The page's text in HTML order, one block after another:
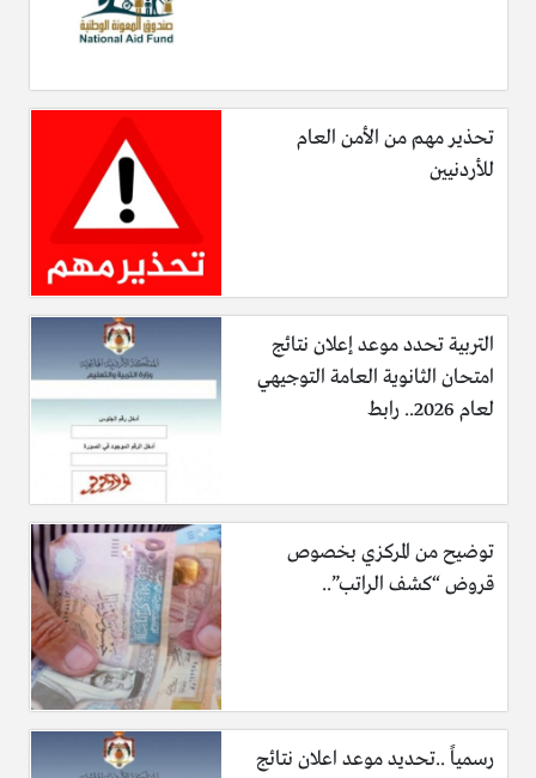
تحذير مهم من الأمن العام
للأردنيين
التربية تحدد موعد إعلان نتائج
امتحان الثانوية العامة التوجيهي
لعام 2026.. رابط
توضيح من المركزي بخصوص
قروض “كشف الراتب”..
رسمياً ..تحديد موعد اعلان نتائج